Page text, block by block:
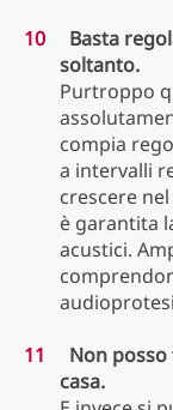
Basta
soltanto.
Purtroppo
compia
a intervalli
crescere
è garantita
acustici.
Non
casa.